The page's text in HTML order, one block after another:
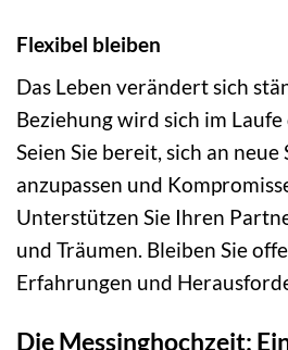
Flexibel bleiben
Das Leben verändert sich
Beziehung wird sich im
Seien Sie bereit, sich an
anzupassen und
Unterstützen Sie Ihren
und Träumen. Bleiben Sie
Erfahrungen und
Die Messinghochzeit: